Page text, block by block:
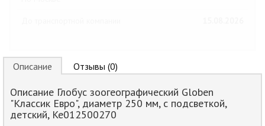
Описание Отзывы (0)
Описание Глобус зоогеографический Globen
"Классик Евро", диаметр 250 мм, с подсветкой,
детский, Ке012500270